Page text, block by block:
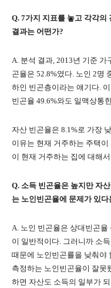
Q. 7가지 지표를 놓고 각각의
결과는 어떤가?
A. 분석 결과, 2013년 기준 가
곤율은 52.8%였다. 노인 2명
하인 빈곤층이라는 얘기다.
빈곤율 49.6%와도 일맥상통
자산 빈곤율은 8.1%로 가장
이유는 현재 거주하는 주택
이 현재 거주하는 집에 대해
Q. 소득 빈곤율은 높지만 자
는 노인빈곤율에 문제가 있
A. 노인 빈곤율은 상대빈곤율
이 일반적이다. 그러니까 소
때문에 노인빈곤률을 낮춰야
측정하는 노인빈곤율이 잘못
하면 자산도 소득의 일부가